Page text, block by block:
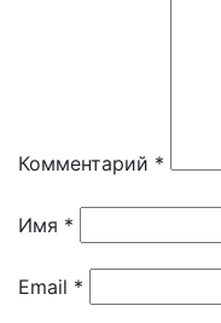
Комментарий *
Имя *
Email *